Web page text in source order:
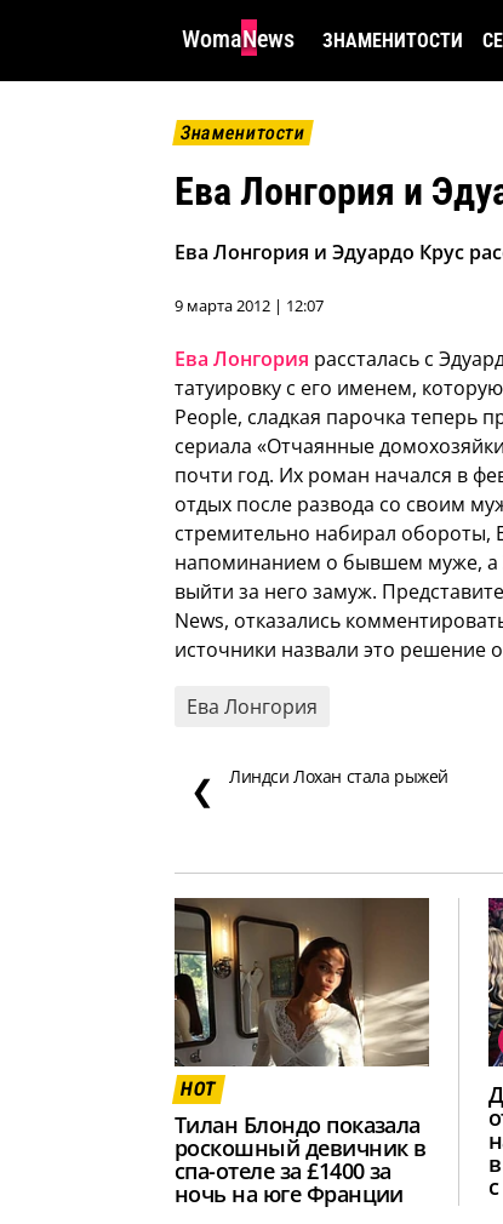
WomaNews ЗНАМЕНИТОСТИ
Знаменитости
Ева Лонгория и
Ева Лонгория и Эдуардо Крус
9 марта 2012 | 12:07
Ева Лонгория рассталась с
татуировку с его именем,
People, сладкая парочка теперь
сериала «Отчаянные
почти год. Их роман начался в
отдых после развода со своим
стремительно набирал обороты,
напоминанием о бывшем муже, а
выйти за него замуж.
News, отказались
источники назвали это
Ева Лонгория
❮ Линдси Лохан стала рыжей
HOT
Тилан Блондо показала
роскошный девичник в
спа-отеле за £1400 за
ночь на юге Франции